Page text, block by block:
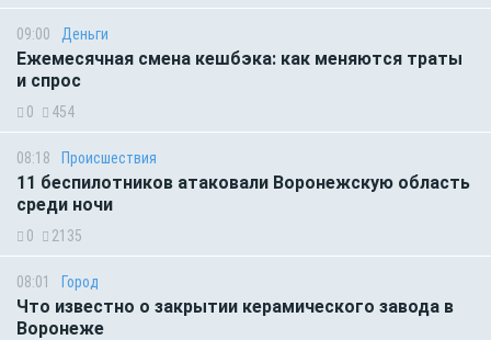
09:00 Деньги
Ежемесячная смена кешбэка: как меняются траты
и спрос
0 454
08:18 Происшествия
11 беспилотников атаковали Воронежскую область
среди ночи
0 2135
08:01 Город
Что известно о закрытии керамического завода в
Воронеже